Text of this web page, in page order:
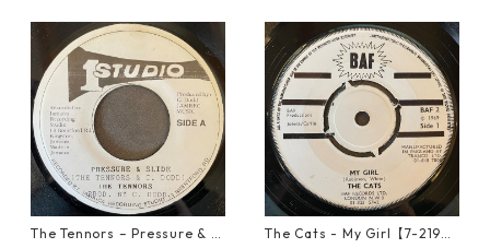
The Tennors – Pressure & Sl
The Cats - My Girl【7-2190